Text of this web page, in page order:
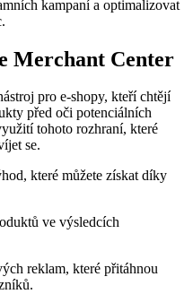
kampaní a optimalizovat
Merchant Center
pro e-shopy, kteří chtějí
před oči potenciálních
tohoto rozhraní, které
se.
které můžete získat díky
ve výsledcích
reklam, které přitáhnou